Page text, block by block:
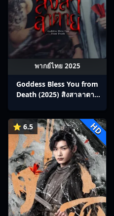
พากย์ไทย 2025
Goddess Bless You from
Death (2025) สิงสาลาตาย
⭐ 6.5 HD